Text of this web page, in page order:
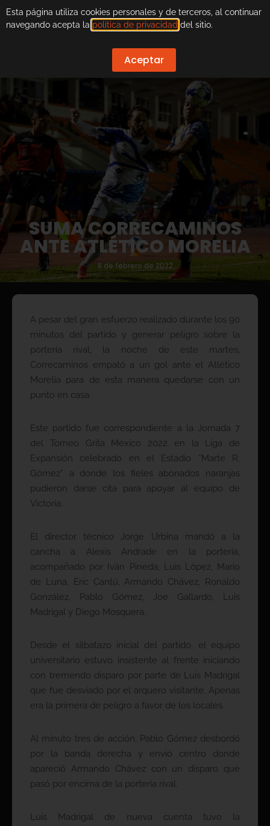
SUMA CORRECAMINOS
ANTE ATLÉTICO MORELIA
8 de febrero de 2022
A pesar del gran esfuerzo realizado durante los 90
minutos del partido y generar peligro sobre la
portería rival, la noche de este martes,
Correcaminos empató a un gol ante el Atlético
Morelia para de esta manera quedarse con un
punto en casa.
Este partido fue correspondiente a la Jornada 7
del Torneo Grita México 2022 en la Liga de
Expansión celebrado en el Estadio “Marte R.
Gómez” a donde los fieles abonados naranjas
pudieron darse cita para apoyar al equipo de
Victoria.
El director técnico Jorge Urbina mandó a la
cancha a Alexis Andrade en la portería,
acompañado por Iván Pineda, Luis López, Mario
de Luna, Eric Cantú, Armando Chávez, Ronaldo
González, Pablo Gómez, Joe Gallardo, Luis
Madrigal y Diego Mosquera.
Desde el silbatazo inicial del partido, el equipo
universitario estuvo insistente al frente iniciando
con tremendo disparo por parte de Luis Madrigal
que fue desviado por el arquero visitante. Apenas
era la primera de peligro a favor de los locales.
Al minuto tres de acción, Pablo Gómez desbordó
por la banda derecha y envió centro donde
apareció Armando Chávez con un disparo que
pasó por encima de la portería rival.
Luis Madrigal de nueva cuenta tuvo la
Esta página utiliza cookies personales y de terceros, al continuar
navegando acepta la política de privacidad del sitio.
Aceptar